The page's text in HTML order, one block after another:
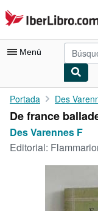
Pasar al contenido
IberLibro.com
Menú
Mi cuenta
Consultar mis pedidos
Arte y coleccionismo
Portada Des
De france
Des Varennes F
Editorial: